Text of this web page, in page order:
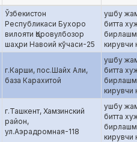
Ўзбекистон
Республикаси Бухоро
вилояти Қоровулбозор
шаҳри Навоий кўчаси-25
ушбу
битта
кирувчи
г.Карши, пос.Шайх Али,
база Карахитой
ушбу
битта
г.Ташкент, Хамзинский
район,
ул.Аэрадромная-118
ушбу
битта
кирувчи